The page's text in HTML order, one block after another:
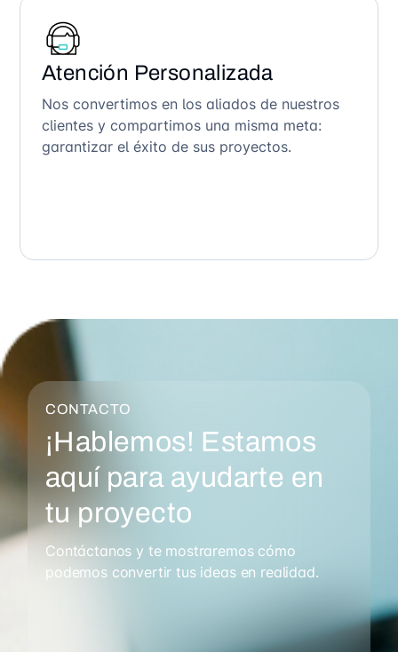
Atención Personalizada
Nos convertimos en los aliados de nuestros
clientes y compartimos una misma meta:
garantizar el éxito de sus proyectos.
CONTACTO
¡Hablemos! Estamos
aquí para ayudarte en
tu proyecto
Contáctanos y te mostraremos cómo
podemos convertir tus ideas en realidad.